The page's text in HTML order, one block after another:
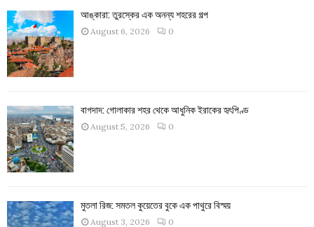
আঙ্কারা: তুরস্কের এক অনন্য শহরের গল্প
August 6, 2026 0
বাগদাদ: গোলাকার শহর থেকে আধুনিক ইরাকের হৃৎপিণ্ড
August 5, 2026 0
মুতলা রিজ: সমতল কুয়েতের বুকে এক পাথুরে বিস্ময়
August 3, 2026 0